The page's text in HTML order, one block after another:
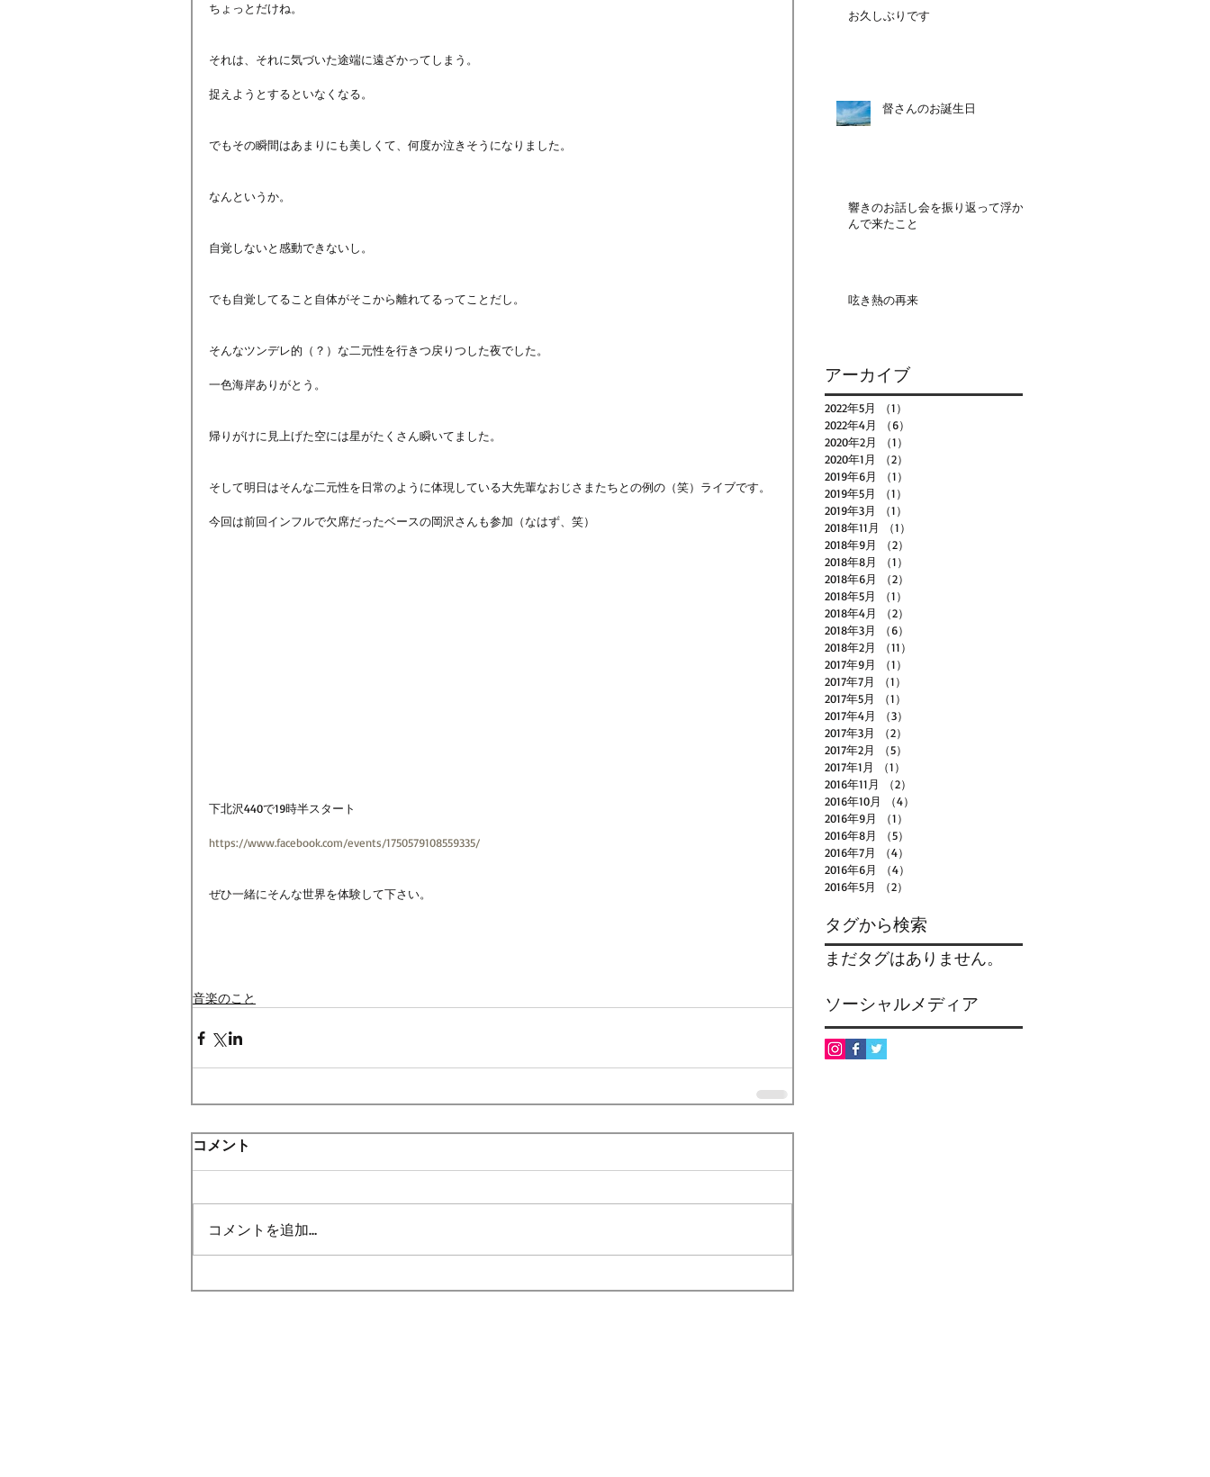
ちょっとだけね。
それは、それに気づいた途端に遠ざかってしまう。
捉えようとするといなくなる。
でもその瞬間はあまりにも美しくて、何度か泣きそうになりました。
なんというか。
自覚しないと感動できないし。
でも自覚してること自体がそこから離れてるってことだし。
そんなツンデレ的（？）な二元性を行きつ戻りつした夜でした。
一色海岸ありがとう。
帰りがけに見上げた空には星がたくさん瞬いてました。
そして明日はそんな二元性を日常のように体現している大先輩なおじさまたちとの例の（笑）ライブです。
今回は前回インフルで欠席だったベースの岡沢さんも参加（なはず、笑）
下北沢440で19時半スタート
https://www.facebook.com/events/1750579108559335/
ぜひ一緒にそんな世界を体験して下さい。
音楽のこと
コメント
コメントを追加…
お久しぶりです
督さんのお誕生日
響きのお話し会を振り返って浮か
んで来たこと
呟き熱の再来
アーカイブ
2022年5月 （1）
2022年4月
（6）
2020年2月
（1）
2020年1月
（2）
2019年6月
（1）
2019年5月
（1）
2019年3月
（1）
2018年11月
（1）
2018年9月
（2）
2018年8月
（1）
2018年6月
（2）
2018年5月
（1）
2018年4月
（2）
2018年3月
（6）
2018年2月
（11）
2017年9月
（1）
2017年7月
（1）
2017年5月
（1）
2017年4月
（3）
2017年3月
（2）
2017年2月
（5）
2017年1月
（1）
2016年11月
（2）
2016年10月
（4）
2016年9月
（1）
2016年8月
（5）
2016年7月
（4）
2016年6月
（4）
2016年5月
（2）
タグから検索
まだタグはありません。
ソーシャルメディア